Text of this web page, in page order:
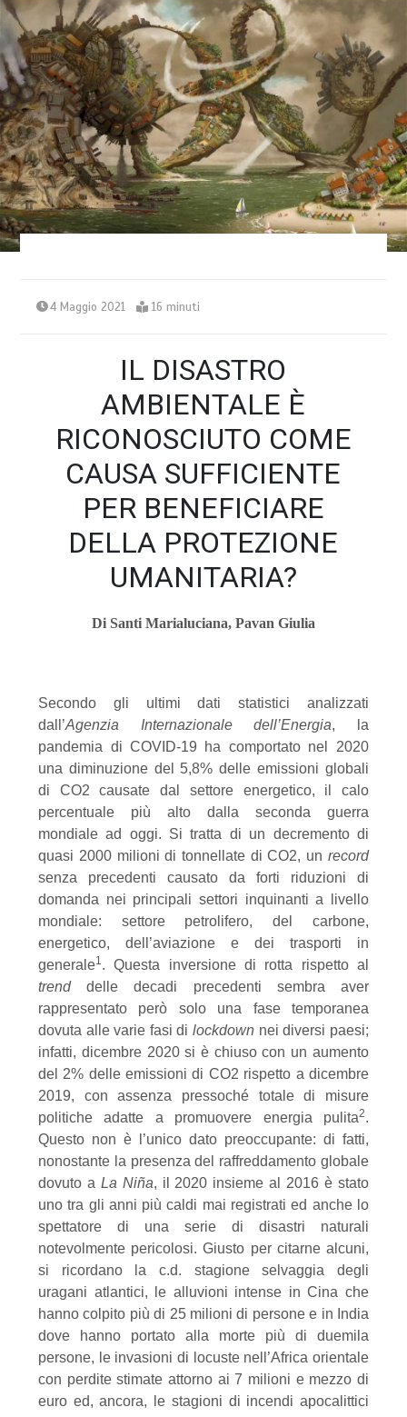
4 Maggio 2021 16 minuti
IL DISASTRO
AMBIENTALE È
RICONOSCIUTO COME
CAUSA SUFFICIENTE
PER BENEFICIARE
DELLA PROTEZIONE
UMANITARIA?
Di Santi Marialuciana, Pavan Giulia
Secondo gli ultimi dati statistici analizzati
dall’Agenzia Internazionale dell’Energia, la
pandemia di COVID-19 ha comportato nel 2020
una diminuzione del 5,8% delle emissioni globali
di CO2 causate dal settore energetico, il calo
percentuale più alto dalla seconda guerra
mondiale ad oggi. Si tratta di un decremento di
quasi 2000 milioni di tonnellate di CO2, un record
senza precedenti causato da forti riduzioni di
domanda nei principali settori inquinanti a livello
mondiale: settore petrolifero, del carbone,
energetico, dell’aviazione e dei trasporti in
generale1. Questa inversione di rotta rispetto al
trenddelle decadi precedenti sembra aver
rappresentato però solo una fase temporanea
dovuta alle varie fasi dilockdown nei diversi paesi;
infatti, dicembre 2020 si è chiuso con un aumento
del 2% delle emissioni di CO2 rispetto a dicembre
2019, con assenza pressoché totale di misure
politiche adatte a promuovere energia pulita2.
Questo non è l’unico dato preoccupante: di fatti,
nonostante la presenza del raffreddamento globale
dovuto a La Niña, il 2020 insieme al 2016 è stato
uno tra gli anni più caldi mai registrati ed anche lo
spettatore di una serie di disastri naturali
notevolmente pericolosi. Giusto per citarne alcuni,
si ricordano la c.d. stagione selvaggia degli
uragani atlantici, le alluvioni intense in Cina che
hanno colpito più di 25 milioni di persone e in India
dove hanno portato alla morte più di duemila
persone, le invasioni di locuste nell’Africa orientale
con perdite stimate attorno ai 7 milioni e mezzo di
euro ed, ancora, le stagioni di incendi apocalittici